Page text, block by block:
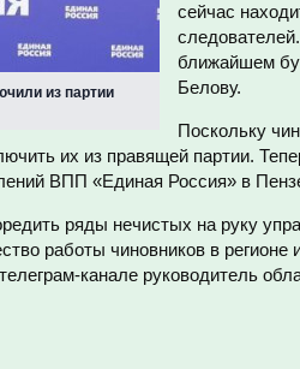
из партии
сейчас
ближайшем
Белову.
Поскольку
их из правящей партии.
ВПП «Единая Россия» в
ряды нечистых на руку
работы чиновников в регионе
канале руководитель